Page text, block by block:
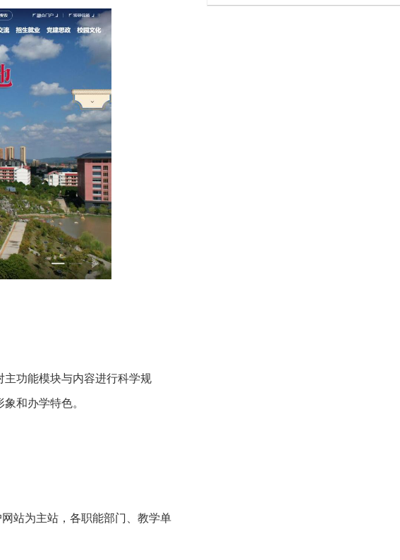
主功能模块与内容进行科学规
和办学特色。
站为主站，各职能部门、教学单